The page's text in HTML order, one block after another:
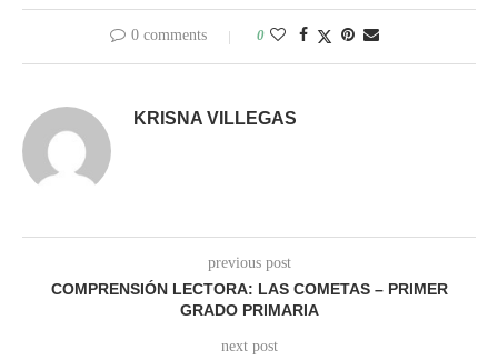
0 comments 0
KRISNA VILLEGAS
previous post
COMPRENSIÓN LECTORA: LAS COMETAS – PRIMER
GRADO PRIMARIA
next post